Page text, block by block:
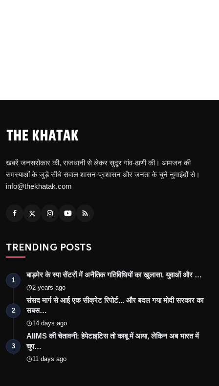
खबरें जनसरोकार की, राजधानी से लेकर सुदूर गांव-ढाणी की। आमजन की
समस्याओं के जुड़े सीधे सवाल शासन-प्रशासन और जनता के चुने नुमाइंदों से।
info@thekhatak.com
TRENDING POSTS
1
बाड़मेर के स्पा सेंटरों में अनैतिक गतिविधियों का खुलासा, युवाओं और …
2 years ago
2
संसद मार्ग से आई एक सीक्रेट रिपोर्ट... और बदल गया मोदी सरकार का
सबस…
14 days ago
3
AIIMS की चेतावनी: हेपेटाइटिस तो काबू में आया, लेकिन अब भारत में
चुप…
11 days ago